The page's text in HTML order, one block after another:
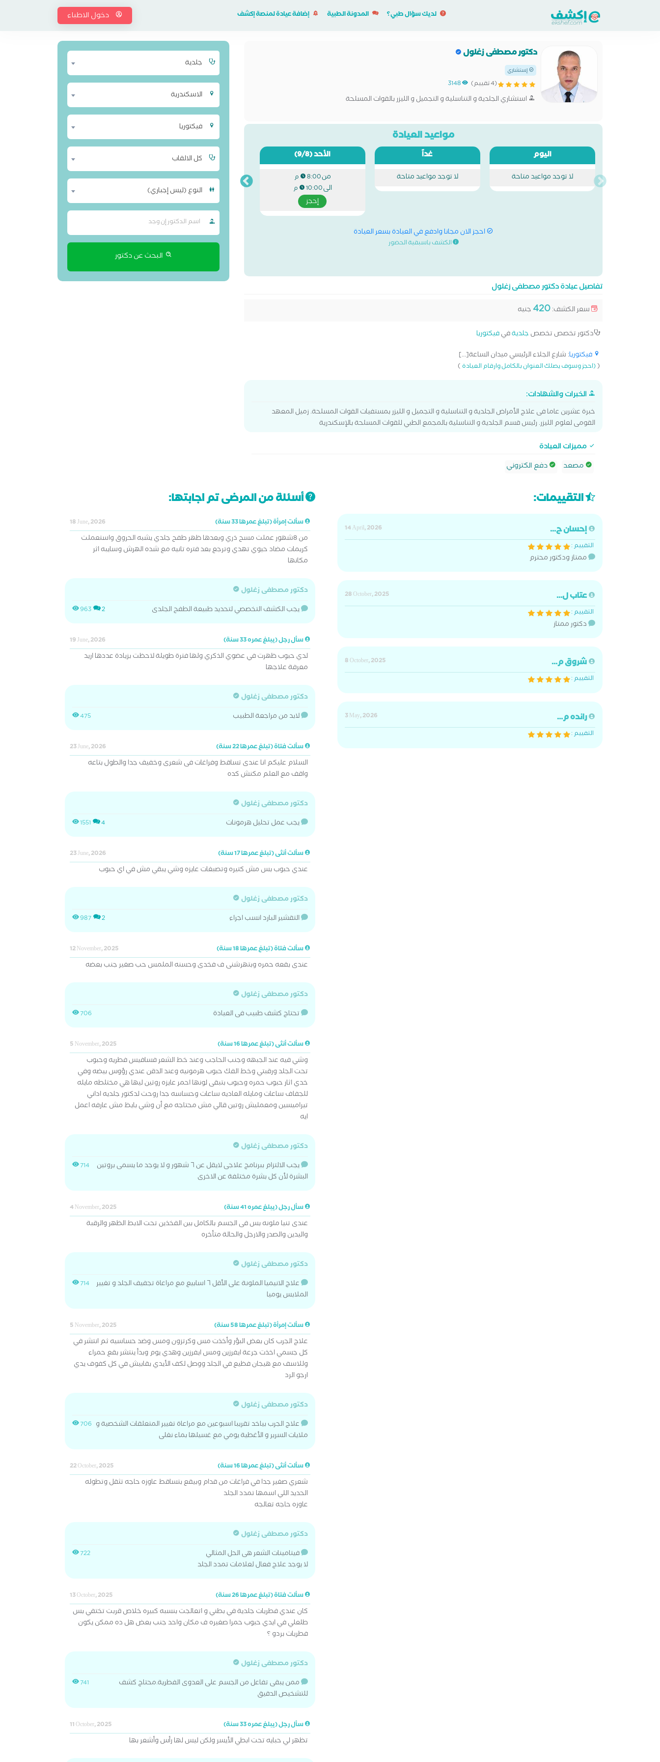
لديك سؤال طبي؟ المدونة الطبية إضافة عيادة لمنصة إكشف دخول الاطباء
دكتور مصطفى زغلول
إستشاري
(4 تقييم) 3148
استشاري الجلدية و التناسلية و التجميل و الليزر بالقوات المسلحة
مواعيد العيادة
اليوم
لا توجد مواعيد متاحة
غداً
لا توجد مواعيد متاحة
الأحد(9/8)
من8:00 م
الى10:00 م
إحجز
احجز الان مجانا وادفع في العيادة بسعر العيادة
الكشف باسبقية الحضور
تفاصيل عيادة دكتور مصطفى زغلول
سعر الكشف:420 جنيه
دكتور تخصص تخصص جلديةفيفيكتوريا
فيكتوريا: شارع الجلاء الرئيسي ميدان الساعة[...]
((احجز وسوف يصلك العنوان بالكامل وارقام العيادة)
الخبرات والشهادات:
خبرة عشرين عاما فى علاج الأمراض الجلدية و التناسلية و التجميل و الليزر بمستفيات القوات المسلحة. زميل المعهد
القومى لعلوم الليزر. رئيس قسم الجلدية و التناسلية بالمجمع الطبي للقوات المسلحة بالإسكندرية
مميزات العيادة
مصعد
دفع الكتروني
جلدية
الاسكندرية
فيكتوريا
كل الالقاب
النوع (ليس إجباري)
البحث عن دكتور
التقييمات:
إحسان ح...
14 April, 2026
التقييم :
ممتاز ودكتور محترم
عتاب ل...
28 October, 2025
التقييم :
دكتور ممتاز
شروق م...
8 October, 2025
التقييم :
رانده م...
3 May, 2026
التقييم :
أسئلة من المرضى تم اجابتها:
سألت إمرأة (تبلغ عمرها 33 سنة) 18 June, 2026
من 8شهور عملت مسح ذري وبعدها ظهر طفح جلدي يشبه الحروق واستعملت
كريمات مضاد حيوي تهدي وترجع بعد فتره تانيه مع شده الهرش وسايبه اثر
مكانها
دكتور مصطفى زغلول
963 2 يجب الكشف التخصصي لتحديد طبيعة الطفح الجلدى
سأل رجل (يبلغ عمره 33 سنة) 19 June, 2026
لدي حبوب ظهرت في عضوي الذكري ولها فترة طويلة لاحظت بزيادة عددها اريد
معرفة علاجها
دكتور مصطفى زغلول
475 لابد من مراجعة الطبيب
سألت فتاة (تبلغ عمرها 22 سنة) 23 June, 2026
السلام عليكم انا عندى تساقط وفراغات فى شعرى وخفيف جدا والطول بتاعه
واقف مع العلم مكنش كده
دكتور مصطفى زغلول
1551 4 يجب عمل تحليل هرمونات
سألت أنثى (تبلغ عمرها 17 سنة) 23 June, 2026
عندي حبوب بس مش كتيره وتصبغات عايزه وشي يبقي مش في اي حبوب
دكتور مصطفى زغلول
987 2 التقشير البارد انسب اجراء
سألت فتاة (تبلغ عمرها 18 سنة) 12 November, 2025
عندى بقعه حمره وبتهرشنى ف فخدى وحسنه الملمس حب صغير جنب بعضه
دكتور مصطفى زغلول
706 تحتاج كشف طبيب فى العيادة
سألت أنثى (تبلغ عمرها 16 سنة) 5 November, 2025
وشي فيه عند الجبهه وجنب الحاجب وعند خط الشعر فسافيس فطريه وحبوب
تحت الجلد ورقبتي وخط الفك حبوب هرمونيه وعند الدقن عندي رؤوس بيضه وفي
خدي اثار حبوب حمره وحبوب بتبقى لونها احمر عايزه روتين ليها هي مختلطه مايله
للجفاف ساعات ومايله العاديه ساعات وحساسه جدا روحت لدكتور جلديه اداني
تيراميسين ومعمليش روتين قالي مش محتاجه مع أن وشي بايظ مش عارفه اعمل
ايه
دكتور مصطفى زغلول
714
يجب الالتزام ببرنامج علاجى لايقل عن ٦ شهور و لا يوجد ما يسمى بروتين
البشرة لأن كل بشرة مختلفة عن الاخرى
سأل رجل (يبلغ عمره 41 سنة) 4 November, 2025
عندى تنيا ملونه بس فى الجسم بالكامل بين الفخذين تحت الابط الظهر والرقبة
واليدين والصدر والارجل والحالة متأخره
دكتور مصطفى زغلول
714
علاج الانيميا الملونة على الأقل ٦ اسابيع مع مراعاة تجفيف الجلد و تغيير
الملابس يوميا
سألت إمرأة (تبلغ عمرها 58 سنة) 5 November, 2025
علاج الجرب كان بعض البؤر وأخذت مس وكرتزون ومس وضد حساسيه ثم انتشر في
كل جسمي اخذت جرعة ايفرزين ومس ايفرزين وهدي يوم وبدأ ينتشر بقع حمراء
وللاسف مع هيجان فظيع في الجلد ووصل لكف الأيدي بقابيش في كل كفوف يدي
ارجو الرد
دكتور مصطفى زغلول
706 علاج الجرب بياخد تقريبا اسبوعين مع مراعاة تغيير المتعلقات الشخصية و
ملايات السرير و الأغطية يومي مع غسيلها بماء نغلى
سألت أنثى (تبلغ عمرها 16 سنة) 22 October, 2025
شعري صغير جدا في فراغات من قدام وبيقع بتساقط عاوزه حاجه تثقل وتطوله
الحديد اللي اسمها تمدد الجلد
عاوزه حاجه تعالجه
دكتور مصطفى زغلول
722
فيتامينات الشعر هى الحل المثالي
لا يوجد علاج فعال لعلامات تمدد الجلد
سألت فتاة (تبلغ عمرها 26 سنة) 13 October, 2025
كان عندي فطريات جلدية في بطني و اتعالجت بنسبه كبيره خلاص قربت تختفي بس
طلعلي في ايدي حبوب حمرا صغيره ف مكان واحد جنب بعض هل ده ممكن يكون
فطريات بردو ؟
دكتور مصطفى زغلول
741
ممن يبقى تفاعل من الجسم على العدوى الفطرية.محتاج كشف
للتشخيص الدقيق
سأل رجل (يبلغ عمره 33 سنة) 11 October, 2025
تظهر لي حبايه تحت ابطي الأيسر ولكن ليس لها رأس وأشعر بها